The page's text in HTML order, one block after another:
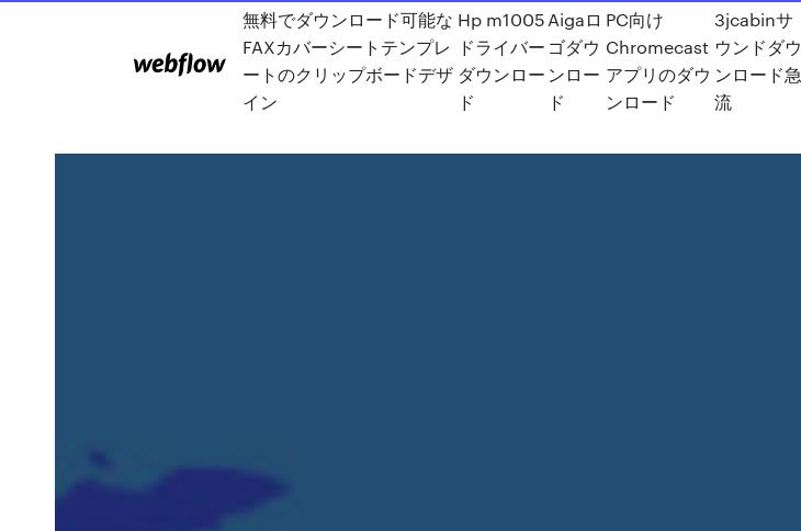
無料でダウンロード可能な
FAXカバーシートテンプレ
ートのクリップボードデザ
イン
Hp m1005
ドライバー
ダウンロー
ド
Aigaロ
ゴダウ
ンロー
ド
PC向け
Chromecast
アプリのダウ
ンロード
3jcabinサ
ウンドダウ
ンロード急
流